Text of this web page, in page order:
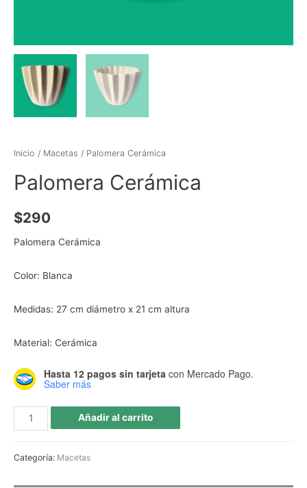
Inicio / Macetas / Palomera Cerámica
Palomera Cerámica
$290
Palomera Cerámica
Color: Blanca
Medidas: 27 cm diámetro x 21 cm altura
Material: Cerámica
Hasta 12 pagos sin tarjeta con Mercado Pago.
Saber más
Añadir al carrito
Categoría: Macetas